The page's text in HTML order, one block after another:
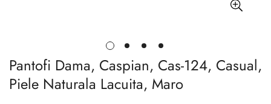
Pantofi Dama, Caspian, Cas-124, Casual,
Piele Naturala Lacuita, Maro